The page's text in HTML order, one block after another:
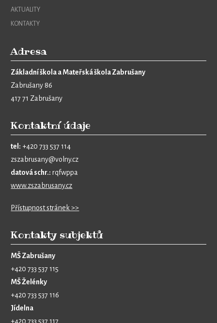
AKTUALITY
KONTAKTY
Adresa
Základní škola a Mateřská škola Zabrušany
Zabrušany 86
417 71 Zabrušany
Kontaktní údaje
tel: +420 733 537 114
zszabrusany@volny.cz
datová schr.: rqfwppa
www.zszabrusany.cz
Přístupnost stránek >>
Kontakty subjektů
MŠ Zabrušany
+420 733 537 115
MŠ Želénky
+420 733 537 116
Jídelna
+420 733 537 117